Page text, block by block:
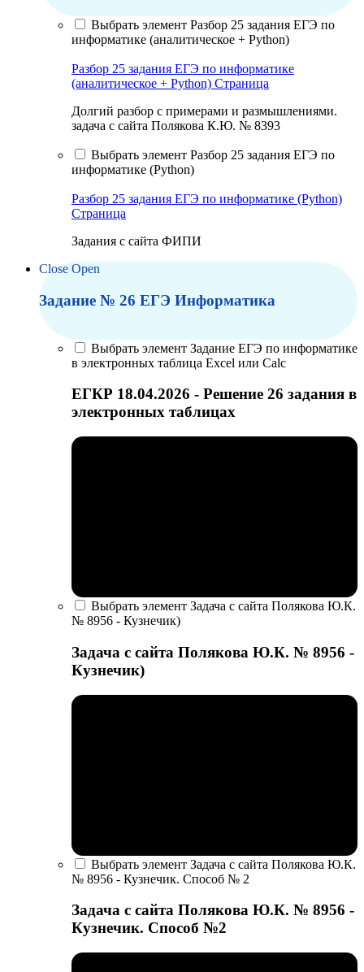
Выбрать элемент Разбор 25 задания ЕГЭ по
информатике (аналитическое + Python)
Разбор 25 задания ЕГЭ по информатике
(аналитическое + Python) Страница
Долгий разбор с примерами и размышлениями.
задача с сайта Полякова К.Ю. № 8393
Выбрать элемент Разбор 25 задания ЕГЭ по
информатике (Python)
Разбор 25 задания ЕГЭ по информатике (Python)
Страница
Задания с сайта ФИПИ
Close Open
Задание № 26 ЕГЭ Информатика
Выбрать элемент Задание ЕГЭ по информатике
в электронных таблица Excel или Calc
ЕГКР 18.04.2026 - Решение 26 задания в
электронных таблицах
Выбрать элемент Задача с сайта Полякова Ю.К.
№ 8956 - Кузнечик)
Задача с сайта Полякова Ю.К. № 8956 -
Кузнечик)
Выбрать элемент Задача с сайта Полякова Ю.К.
№ 8956 - Кузнечик. Способ № 2
Задача с сайта Полякова Ю.К. № 8956 -
Кузнечик. Способ №2